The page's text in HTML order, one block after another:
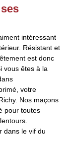
intéressant
Résistant et
est donc
vous êtes à la
votre
Nos maçons
pour toutes
dans le vif du